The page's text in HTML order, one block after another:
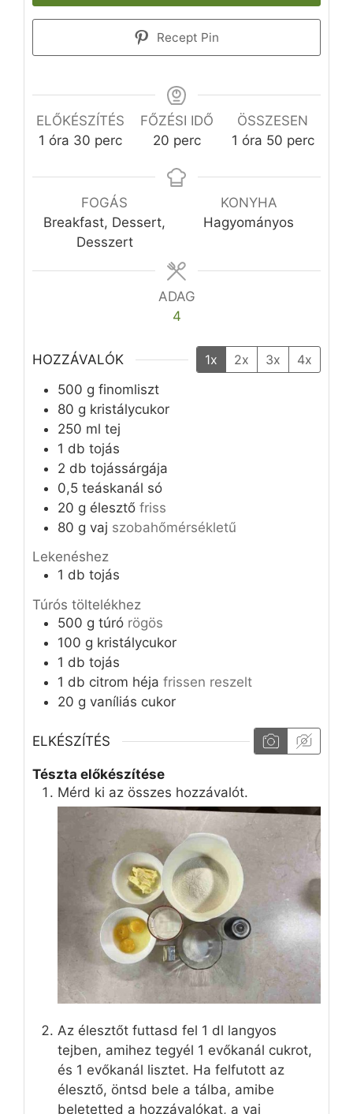
Recept Pin
ELŐKÉSZÍTÉS
1 óra
óra 30 perc
perc
FŐZÉSI IDŐ
20perc
perc
ÖSSZESEN
1 óra
óra 50perc
perc
FOGÁS
Breakfast, Dessert,
Desszert
KONYHA
Hagyományos
ADAG
4
HOZZÁVALÓK 1x 2x 3x
4x
500 g finomliszt
80 g kristálycukor
250 ml tej
1 db tojás
2 db tojássárgája
0,5 teáskanál só
20 g élesztő friss
80 g vaj szobahőmérsékletű
Lekenéshez
1 db tojás
Túrós töltelékhez
500 g túró rögös
100 g kristálycukor
1 db tojás
1 db citrom héja frissen reszelt
20 g vaníliás cukor
ELKÉSZÍTÉS
Tészta előkészítése
Mérd ki az összes hozzávalót.
Az élesztőt futtasd fel 1 dl langyos
tejben, amihez tegyél 1 evőkanál cukrot,
és 1 evőkanál lisztet. Ha felfutott az
élesztő, öntsd bele a tálba, amibe
beletetted a hozzávalókat, a vaj